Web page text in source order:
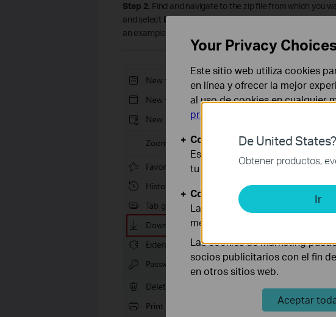
Step 2. Find and navigate to the zip file from which you
and select Extract Allfrom the context menuto extract
an example)
De United States?
Obtener productos,
Ir
Your Privacy Choices
Este sitio web utiliza cookies
en línea y ofrecer la mejor
al uso de cookies en cualquier
privacidad
Cookies Básicas
Estas cookies son necesarias
tu sistema.
Cookies de Análisis y de
Las cookies de análisis nos
mejorar y adaptar la
Las cookies de marketing
socios publicitarios con el fin
en otros sitios web.
Aceptar